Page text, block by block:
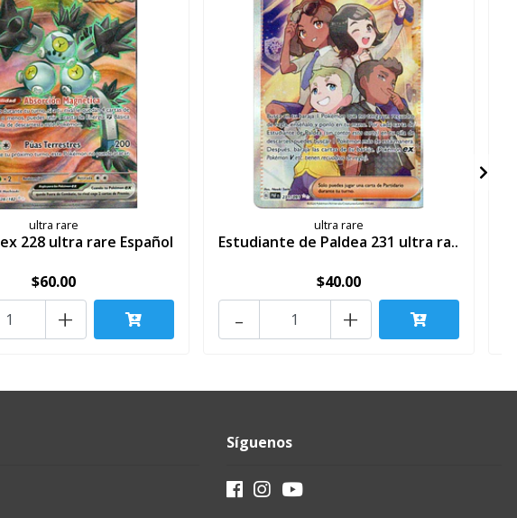
ultra rare
228 ultra rare Español
$60.00
+
ultra rare
Estudiante de Paldea 231 ultra ra..
$40.00
+
-
Síguenos